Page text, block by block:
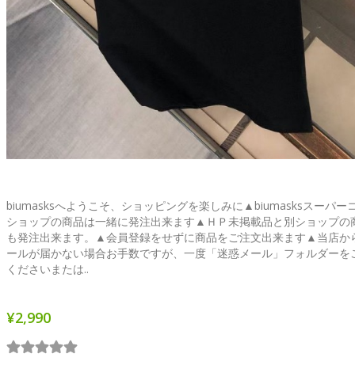
biumasksへようこそ、ショッピングを楽しみに▲biumasksスーパー
ショップの商品は一緒に発注出来ます▲ＨＰ未掲載品と別ショップの
も発注出来ます。▲会員登録をせずに商品をご注文出来ます▲当店か
ールが届かない場合お手数ですが、一度「迷惑メール」フォルダーを
くださいまたは..
¥2,990